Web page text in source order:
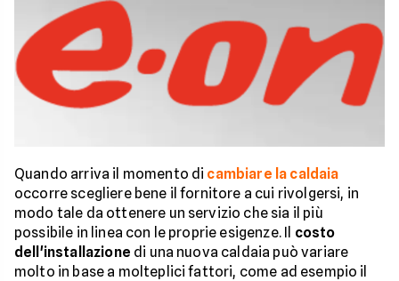
Quando arriva il momento di cambiare la caldaia
occorre scegliere bene il fornitore a cui rivolgersi, in
modo tale da ottenere un servizio che sia il più
possibile in linea con le proprie esigenze. Il costo
dell'installazione di una nuova caldaia può variare
molto in base a molteplici fattori, come ad esempio il